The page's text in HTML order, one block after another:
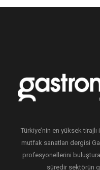
Türkiye’nin en yüksek
mutfak sanatları dergisi
profesyonellerini
süredir sektörün